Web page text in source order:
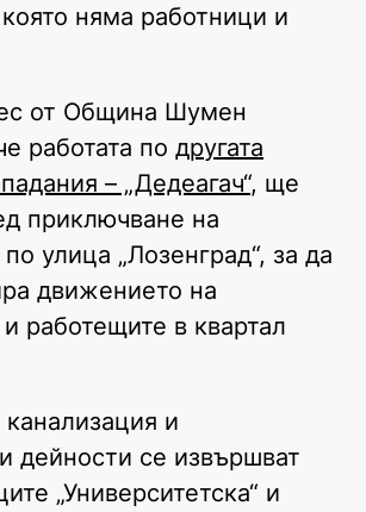
няма работници и
от Община Шумен
работата по другата
– „Дедеагач“, ще
приключване на
улица „Лозенград“, за да
движението на
работещите в квартал
и
дейности се извършват
„Университетска“ и